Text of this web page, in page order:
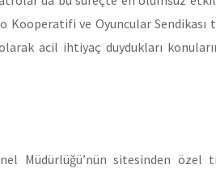
ve Oyuncular Sendikası
acil ihtiyaç duydukları
Müdürlüğü’nün sitesinden özel